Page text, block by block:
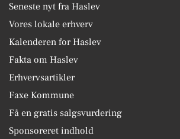
Seneste nyt fra Haslev
Vores lokale erhverv
Kalenderen for Haslev
Fakta om Haslev
Erhvervsartikler
Faxe Kommune
Få en gratis salgsvurdering
Sponsoreret indhold